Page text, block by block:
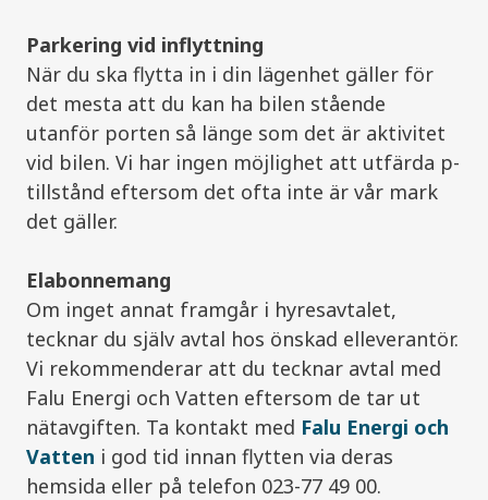
Parkering vid inflyttning
När du ska flytta in i din lägenhet gäller för
det mesta att du kan ha bilen stående
utanför porten så länge som det är aktivitet
vid bilen. Vi har ingen möjlighet att utfärda p-
tillstånd eftersom det ofta inte är vår mark
det gäller.
Elabonnemang
Om inget annat framgår i hyresavtalet,
tecknar du själv avtal hos önskad elleverantör.
Vi rekommenderar att du tecknar avtal med
Falu Energi och Vatten eftersom de tar ut
nätavgiften. Ta kontakt med Falu Energi och
Vatten i god tid innan flytten via deras
hemsida eller på telefon 023-77 49 00.